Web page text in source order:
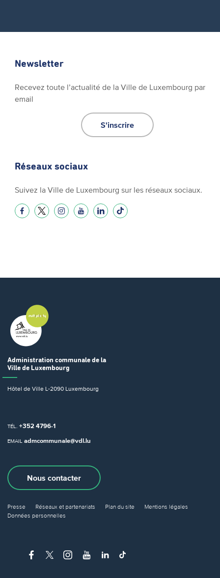
Newsletter
Recevez toute l’actualité de la Ville de Luxembourg par
email
S'inscrire
Réseaux sociaux
Suivez la Ville de Luxembourg sur les réseaux sociaux.
Administration communale de la
Ville de Luxembourg
Hôtel de Ville L-2090 Luxembourg
TÉL. +352 4796-1
EMAIL admcommunale@vdl.lu
Nous contacter
Presse Réseaux et partenariats Plan du site
Mentions légales
Données personnelles